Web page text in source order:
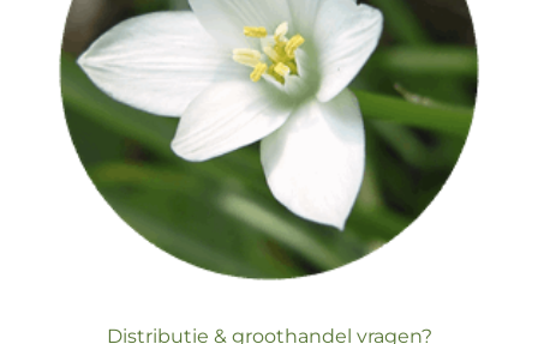
Distributie & groothandel vragen?